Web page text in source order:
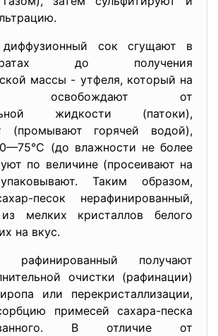
сок сгущают в
до получения
массы - утфеля, который на
освобождают от
жидкости (патоки),
(промывают горячей водой),
(до влажности не более
по величине (просеивают на
Таким образом,
песок нерафинированный,
мелких кристаллов белого
на вкус.
рафинированный получают
очистки (рафинации)
или перекристаллизации,
примесей сахара-песка
В отличие от